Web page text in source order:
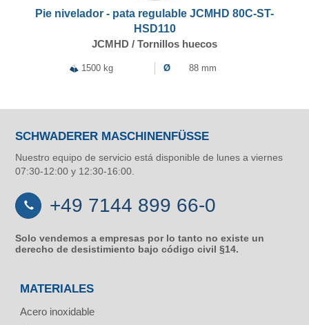
Pie nivelador - pata regulable JCMHD 80C-ST-
HSD110
JCMHD / Tornillos huecos
1500 kg Ø 88 mm
SCHWADERER MASCHINENFÜSSE
Nuestro equipo de servicio está disponible de lunes a viernes
07:30-12:00 y 12:30-16:00.
+49 7144 899 66-0
Solo vendemos a empresas por lo tanto no existe un
derecho de desistimiento bajo código civil §14.
MATERIALES
Acero inoxidable